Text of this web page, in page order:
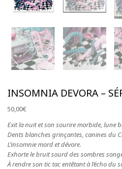
INSOMNIA DEVORA –
50,00€
Exit la nuit et son sourire morbide, lune
Dents blanches grinçantes, canines du
L’insomnie mord et dévore.
Exhorte le bruit sourd des sombres
À rendre son tic tac entêtant à l’écho du